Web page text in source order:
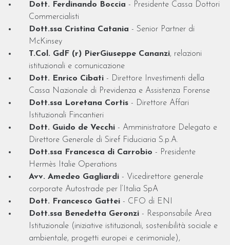
Dott. Ferdinando Boccia - Presidente Cassa Dottori
Commercialisti
Dott.ssa Cristina Catania - Senior Partner di
McKinsey
T.Col. GdF (r) PierGiuseppe Cananzi, relazioni
istituzionali e comunicazione
Dott. Enrico Cibati - Direttore Investimenti della
Cassa Nazionale di Previdenza e Assistenza Forense
Dott.ssa Loretana Cortis - Direttore Affari
Istituzionali Fincantieri
Dott. Guido de Vecchi - Amministratore Delegato e
Direttore Generale di Siref Fiduciaria S.p.A.
Dott.ssa Francesca di Carrobio - Presidente
Hermès Italie Operations
Avv. Amedeo Gagliardi - Vicedirettore generale
corporate Autostrade per l’Italia SpA
Dott. Francesco Gattei - CFO di ENI
Dott.ssa Benedetta Geronzi - Responsabile Area
Istituzionale (iniziative istituzionali, sostenibilità sociale e
ambientale, progetti europei e cerimoniale),